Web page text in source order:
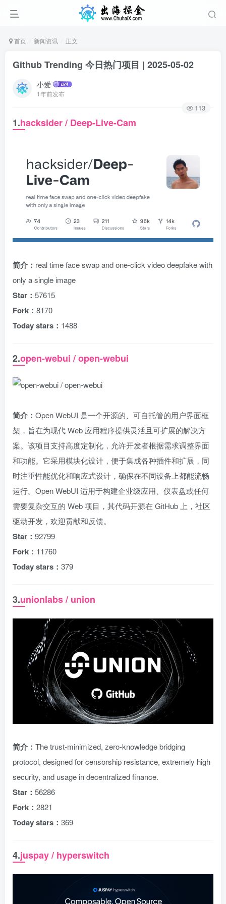
首页 新闻资讯 正文
Github Trending 今日热门项目 | 2025-05-02
小爱
1年前发布
113
1.hacksider / Deep-Live-Cam
简介： real time face swap and one-click video deepfake with
only a single image
Star： 57615
Fork： 8170
Today stars： 1488
2.open-webui / open-webui
简介： Open WebUI 是一个开源的、可自托管的用户界面框
架，旨在为现代 Web 应用程序提供灵活且可扩展的解决方
案。该项目支持高度定制化，允许开发者根据需求调整界面
和功能。它采用模块化设计，便于集成各种插件和扩展，同
时注重性能优化和响应式设计，确保在不同设备上都能流畅
运行。Open WebUI 适用于构建企业级应用、仪表盘或任何
需要复杂交互的 Web 项目，其代码开源在 GitHub 上，社区
驱动开发，欢迎贡献和反馈。
Star： 92799
Fork： 11760
Today stars： 379
3.unionlabs / union
简介： The trust-minimized, zero-knowledge bridging
protocol, designed for censorship resistance, extremely high
security, and usage in decentralized finance.
Star： 56286
Fork： 2821
Today stars： 369
4.juspay / hyperswitch